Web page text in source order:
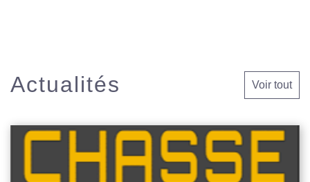
Actualités Voir tout